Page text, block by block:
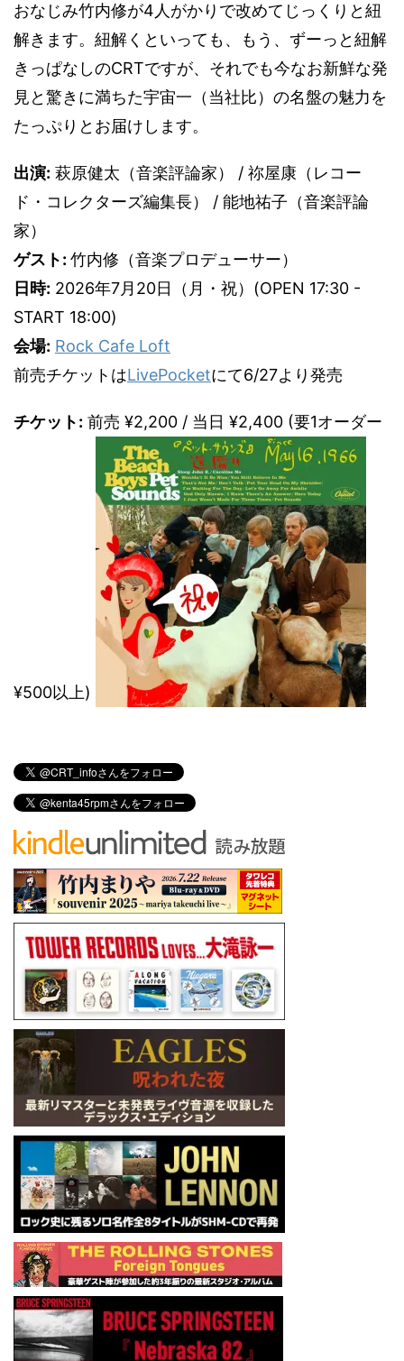
おなじみ竹内修が4人がかりで改めてじっくりと紐
解きます。紐解くといっても、もう、ずーっと紐解
きっぱなしのCRTですが、それでも今なお新鮮な発
見と驚きに満ちた宇宙一（当社比）の名盤の魅力を
たっぷりとお届けします。
出演: 萩原健太（音楽評論家） / 祢屋康（レコー
ド・コレクターズ編集長） / 能地祐子（音楽評論
家）
ゲスト: 竹内修（音楽プロデューサー）
日時: 2026年7月20日（月・祝）(OPEN 17:30 -
START 18:00)
会場: Rock Cafe Loft
前売チケットはLivePocketにて6/27より発売
チケット: 前売 ¥2,200 / 当日 ¥2,400 (要1オーダー
¥500以上)